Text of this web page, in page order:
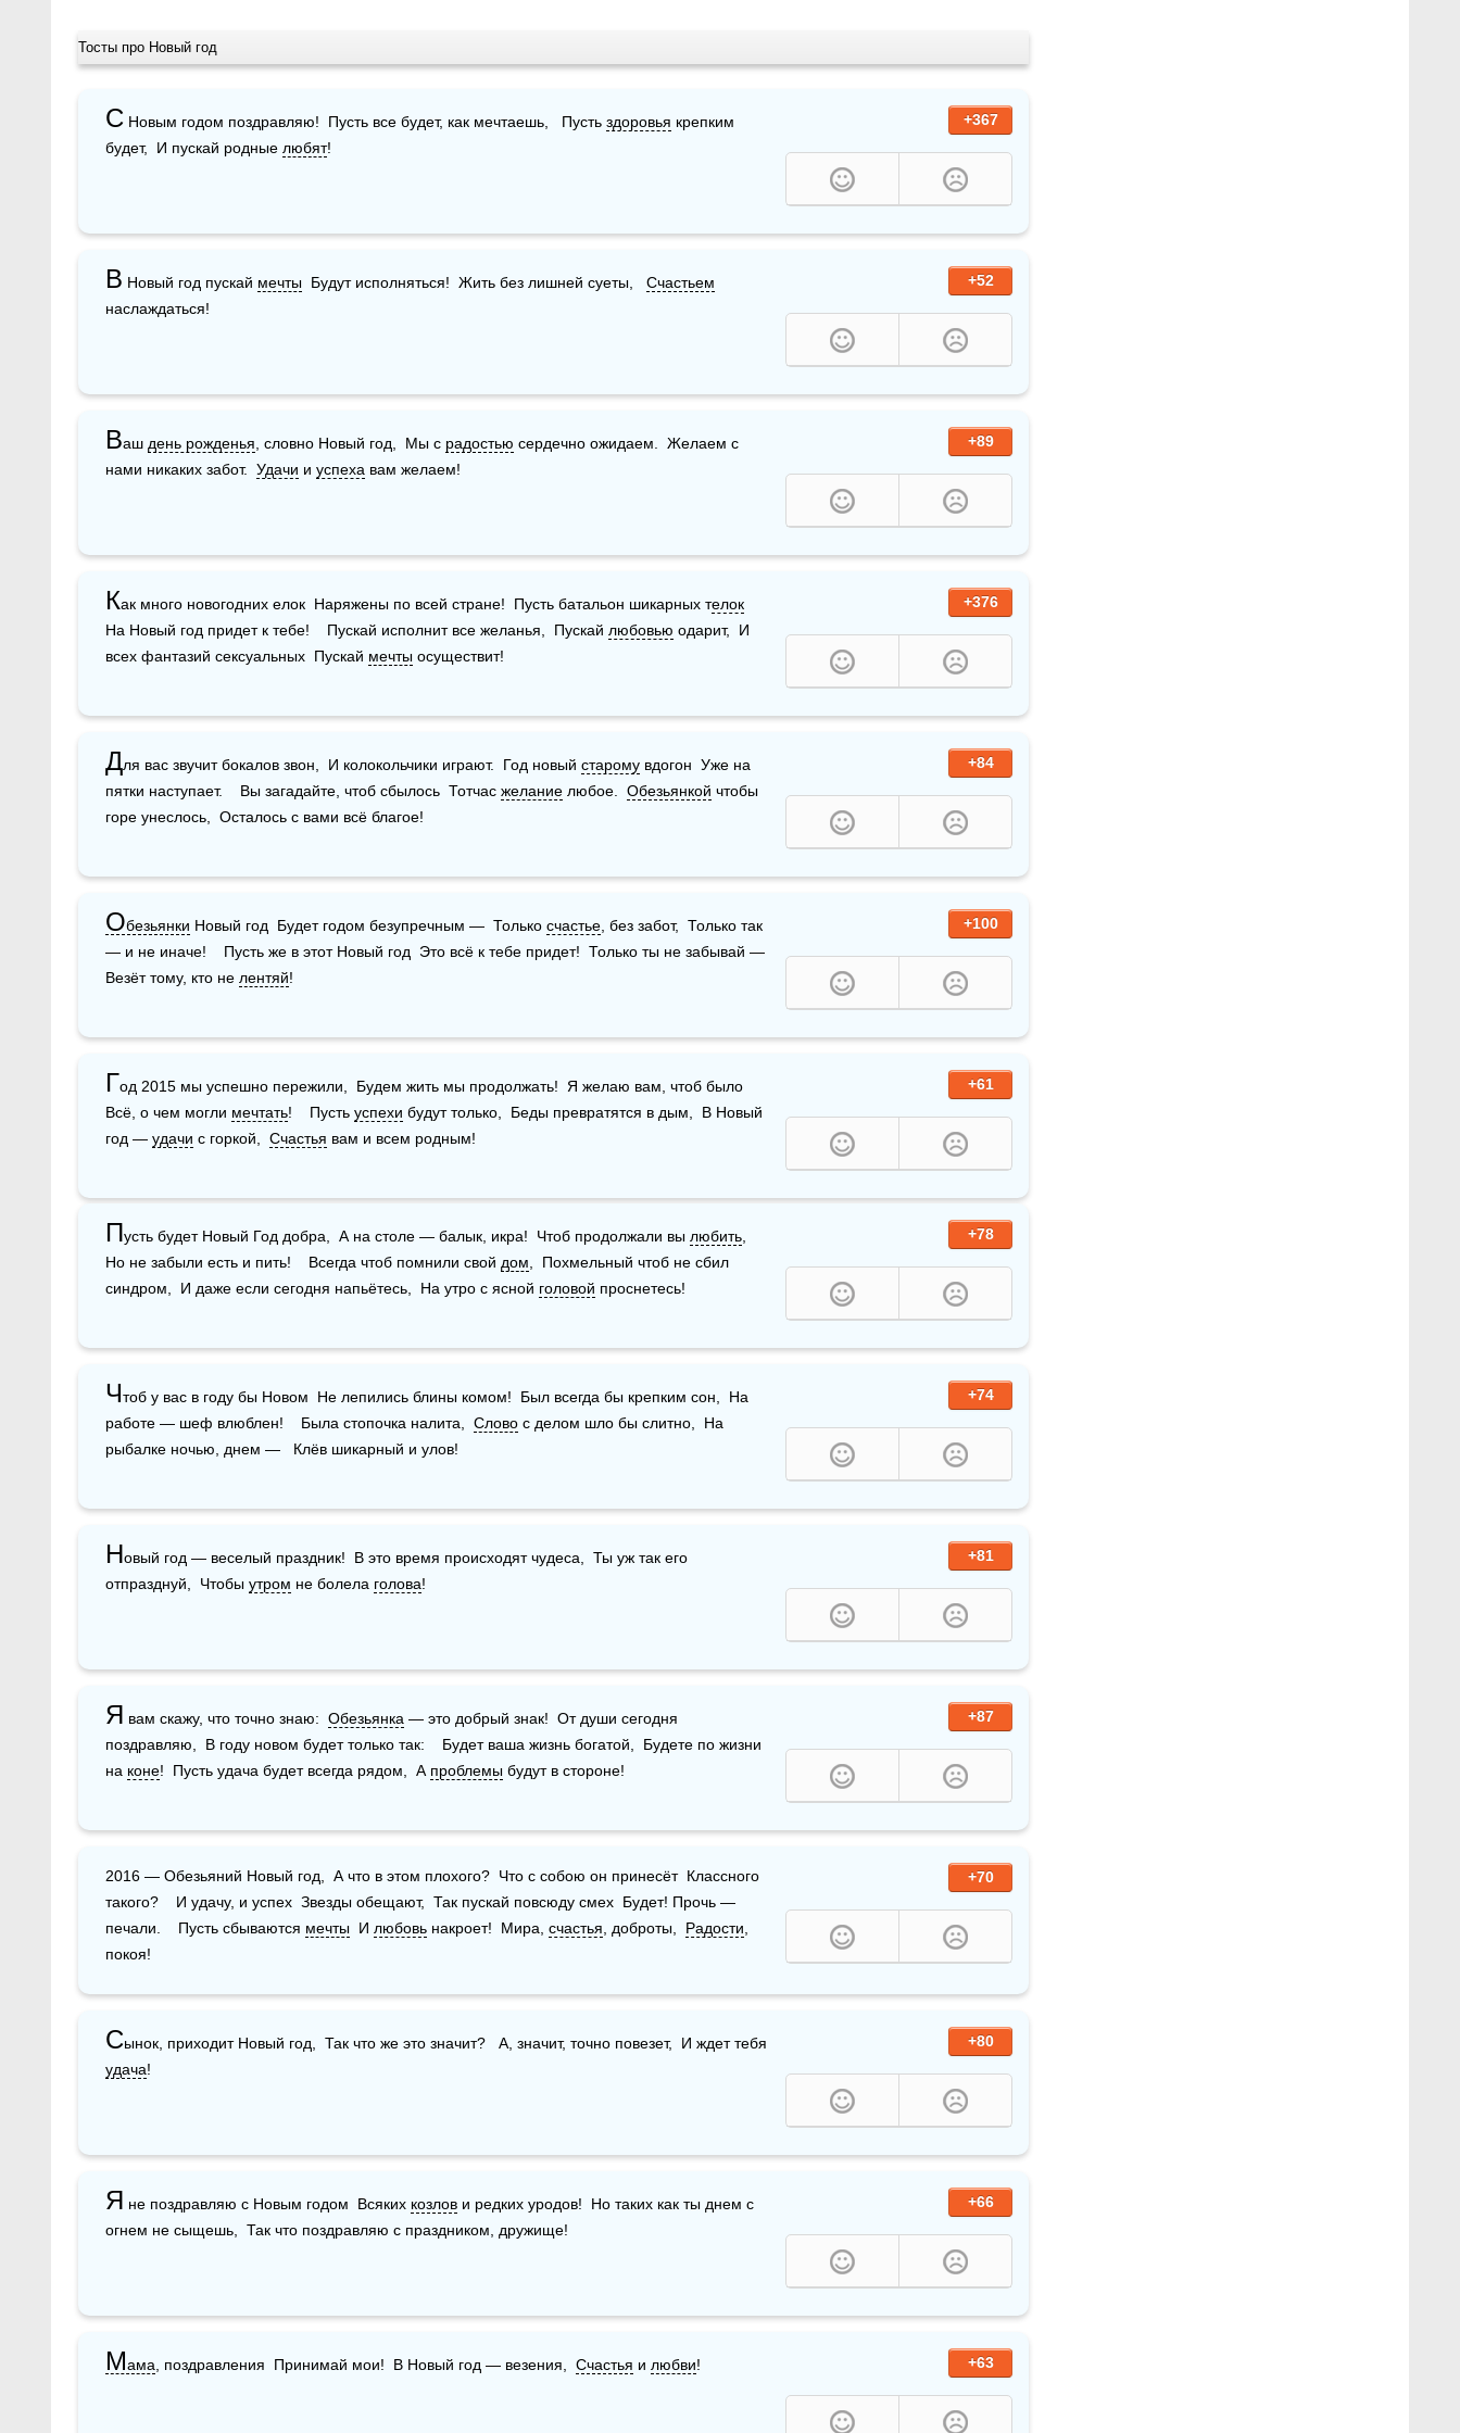
Тосты про Новый год
+367
С Новым годом поздравляю!  Пусть все будет, как мечтаешь,   Пусть здоровья крепким
будет,  И пускай родные любят!
+52
В Новый год пускай мечты
  Будут исполняться!  Жить без лишней суеты,
Счастьем
наслаждаться!
+89
Ваш день рожденья , словно Новый год,  Мы с радостью сердечно ожидаем.  Желаем с
нами никаких забот. Удачи и успеха вам желаем!
+376
Как много новогодних елок  Наряжены по всей стране!  Пусть батальон шикарных телок
На Новый год придет к тебе!    Пускай исполнит все желанья,  Пускай любовью одарит,  И
всех фантазий сексуальных  Пускай мечты осуществит!
+84
Для вас звучит бокалов звон,  И колокольчики играют.  Год новый старому вдогон  Уже на
пятки наступает.    Вы загадайте, чтоб сбылось  Тотчас желание любое. Обезьянкой чтобы
горе унеслось,  Осталось с вами всё благое!
+100
Обезьянки Новый год  Будет годом безупречным —  Только счастье , без забот,  Только так
— и не иначе!    Пусть же в этот Новый год  Это всё к тебе придет!  Только ты не забывай —
Везёт тому, кто не лентяй!
+61
Год 2015 мы успешно пережили,  Будем жить мы продолжать!  Я желаю вам, чтоб было
Всё, о чем могли мечтать!    Пусть успехи будут только,  Беды превратятся в дым,  В Новый
год — удачи с горкой, Счастья вам и всем родным!
+78
Пусть будет Новый Год добра,  А на столе — балык, икра!  Чтоб продолжали вы любить
Но не забыли есть и пить!    Всегда чтоб помнили свой дом ,  Похмельный чтоб не сбил
синдром,  И даже если сегодня напьётесь,  На утро с ясной головой проснетесь!
+74
Чтоб у вас в году бы Новом  Не лепились блины комом!  Был всегда бы крепким сон,  На
работе — шеф влюблен!    Была стопочка налита, Слово с делом шло бы слитно,  На
рыбалке ночью, днем —   Клёв шикарный и улов!
+81
Новый год — веселый праздник!  В это время происходят чудеса,  Ты уж так его
отпразднуй,  Чтобы утром не болела голова!
+87
Я вам скажу, что точно знаю: Обезьянка — это добрый знак!  От души сегодня
поздравляю,  В году новом будет только так:    Будет ваша жизнь богатой,  Будете по жизни
на коне!  Пусть удача будет всегда рядом,  А проблемы будут в стороне!
+70
2016 — Обезьяний Новый год,  А что в этом плохого?  Что с собою он принесёт  Классного
такого?    И удачу, и успех  Звезды обещают,  Так пускай повсюду смех  Будет! Прочь —
печали.    Пусть сбываются мечты
  И
любовь накроет!  Мира, счастья , доброты, Радости
покоя!
+80
С
удача!
+66
Я не поздравляю с Новым годом  Всяких козлов и редких уродов!  Но таких как ты днем с
огнем не сыщешь,  Так что поздравляю с праздником, дружище!
+63
Мама , поздравления  Принимай мои!  В Новый год — везения, Счастья и любви!